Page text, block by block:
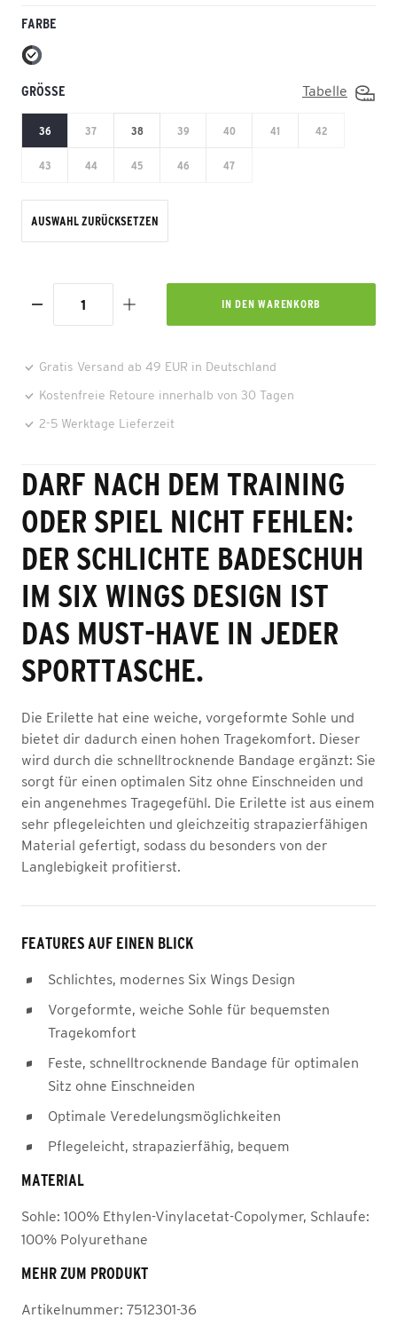
FARBE
GRÖSSE Tabelle
36 37 38 39 40 41 42
43 44 45 46 47
AUSWAHL ZURÜCKSETZEN
IN DEN WARENKORB
Gratis Versand ab 49 EUR in Deutschland
Kostenfreie Retoure innerhalb von 30 Tagen
2-5 Werktage Lieferzeit
DARF NACH DEM TRAINING
ODER SPIEL NICHT FEHLEN:
DER SCHLICHTE BADESCHUH
IM SIX WINGS DESIGN IST
DAS MUST-HAVE IN JEDER
SPORTTASCHE.
Die Erilette hat eine weiche, vorgeformte Sohle und
bietet dir dadurch einen hohen Tragekomfort. Dieser
wird durch die schnelltrocknende Bandage ergänzt: Sie
sorgt für einen optimalen Sitz ohne Einschneiden und
ein angenehmes Tragegefühl. Die Erilette ist aus einem
sehr pflegeleichten und gleichzeitig strapazierfähigen
Material gefertigt, sodass du besonders von der
Langlebigkeit profitierst.
FEATURES AUF EINEN BLICK
Schlichtes, modernes Six Wings Design
Vorgeformte, weiche Sohle für bequemsten
Tragekomfort
Feste, schnelltrocknende Bandage für optimalen
Sitz ohne Einschneiden
Optimale Veredelungsmöglichkeiten
Pflegeleicht, strapazierfähig, bequem
MATERIAL
Sohle: 100% Ethylen-Vinylacetat-Copolymer, Schlaufe:
100% Polyurethane
MEHR ZUM PRODUKT
Artikelnummer: 7512301-36